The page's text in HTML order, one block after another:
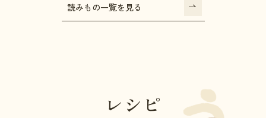
読みもの一覧を見る
レシピ